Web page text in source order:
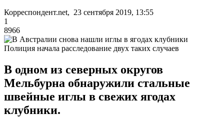
Корреспондент.net, 23 сентября 2019, 13:55
1
8966
Полиция начала расследование двух таких случаев
В одном из северных округов
Мельбурна обнаружили стальные
швейные иглы в свежих ягодах
клубники.